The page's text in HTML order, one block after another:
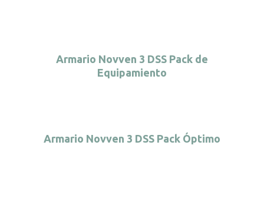
Armario Novven 3 DSS Pack de
Equipamiento
Armario Novven 3 DSS Pack Óptimo